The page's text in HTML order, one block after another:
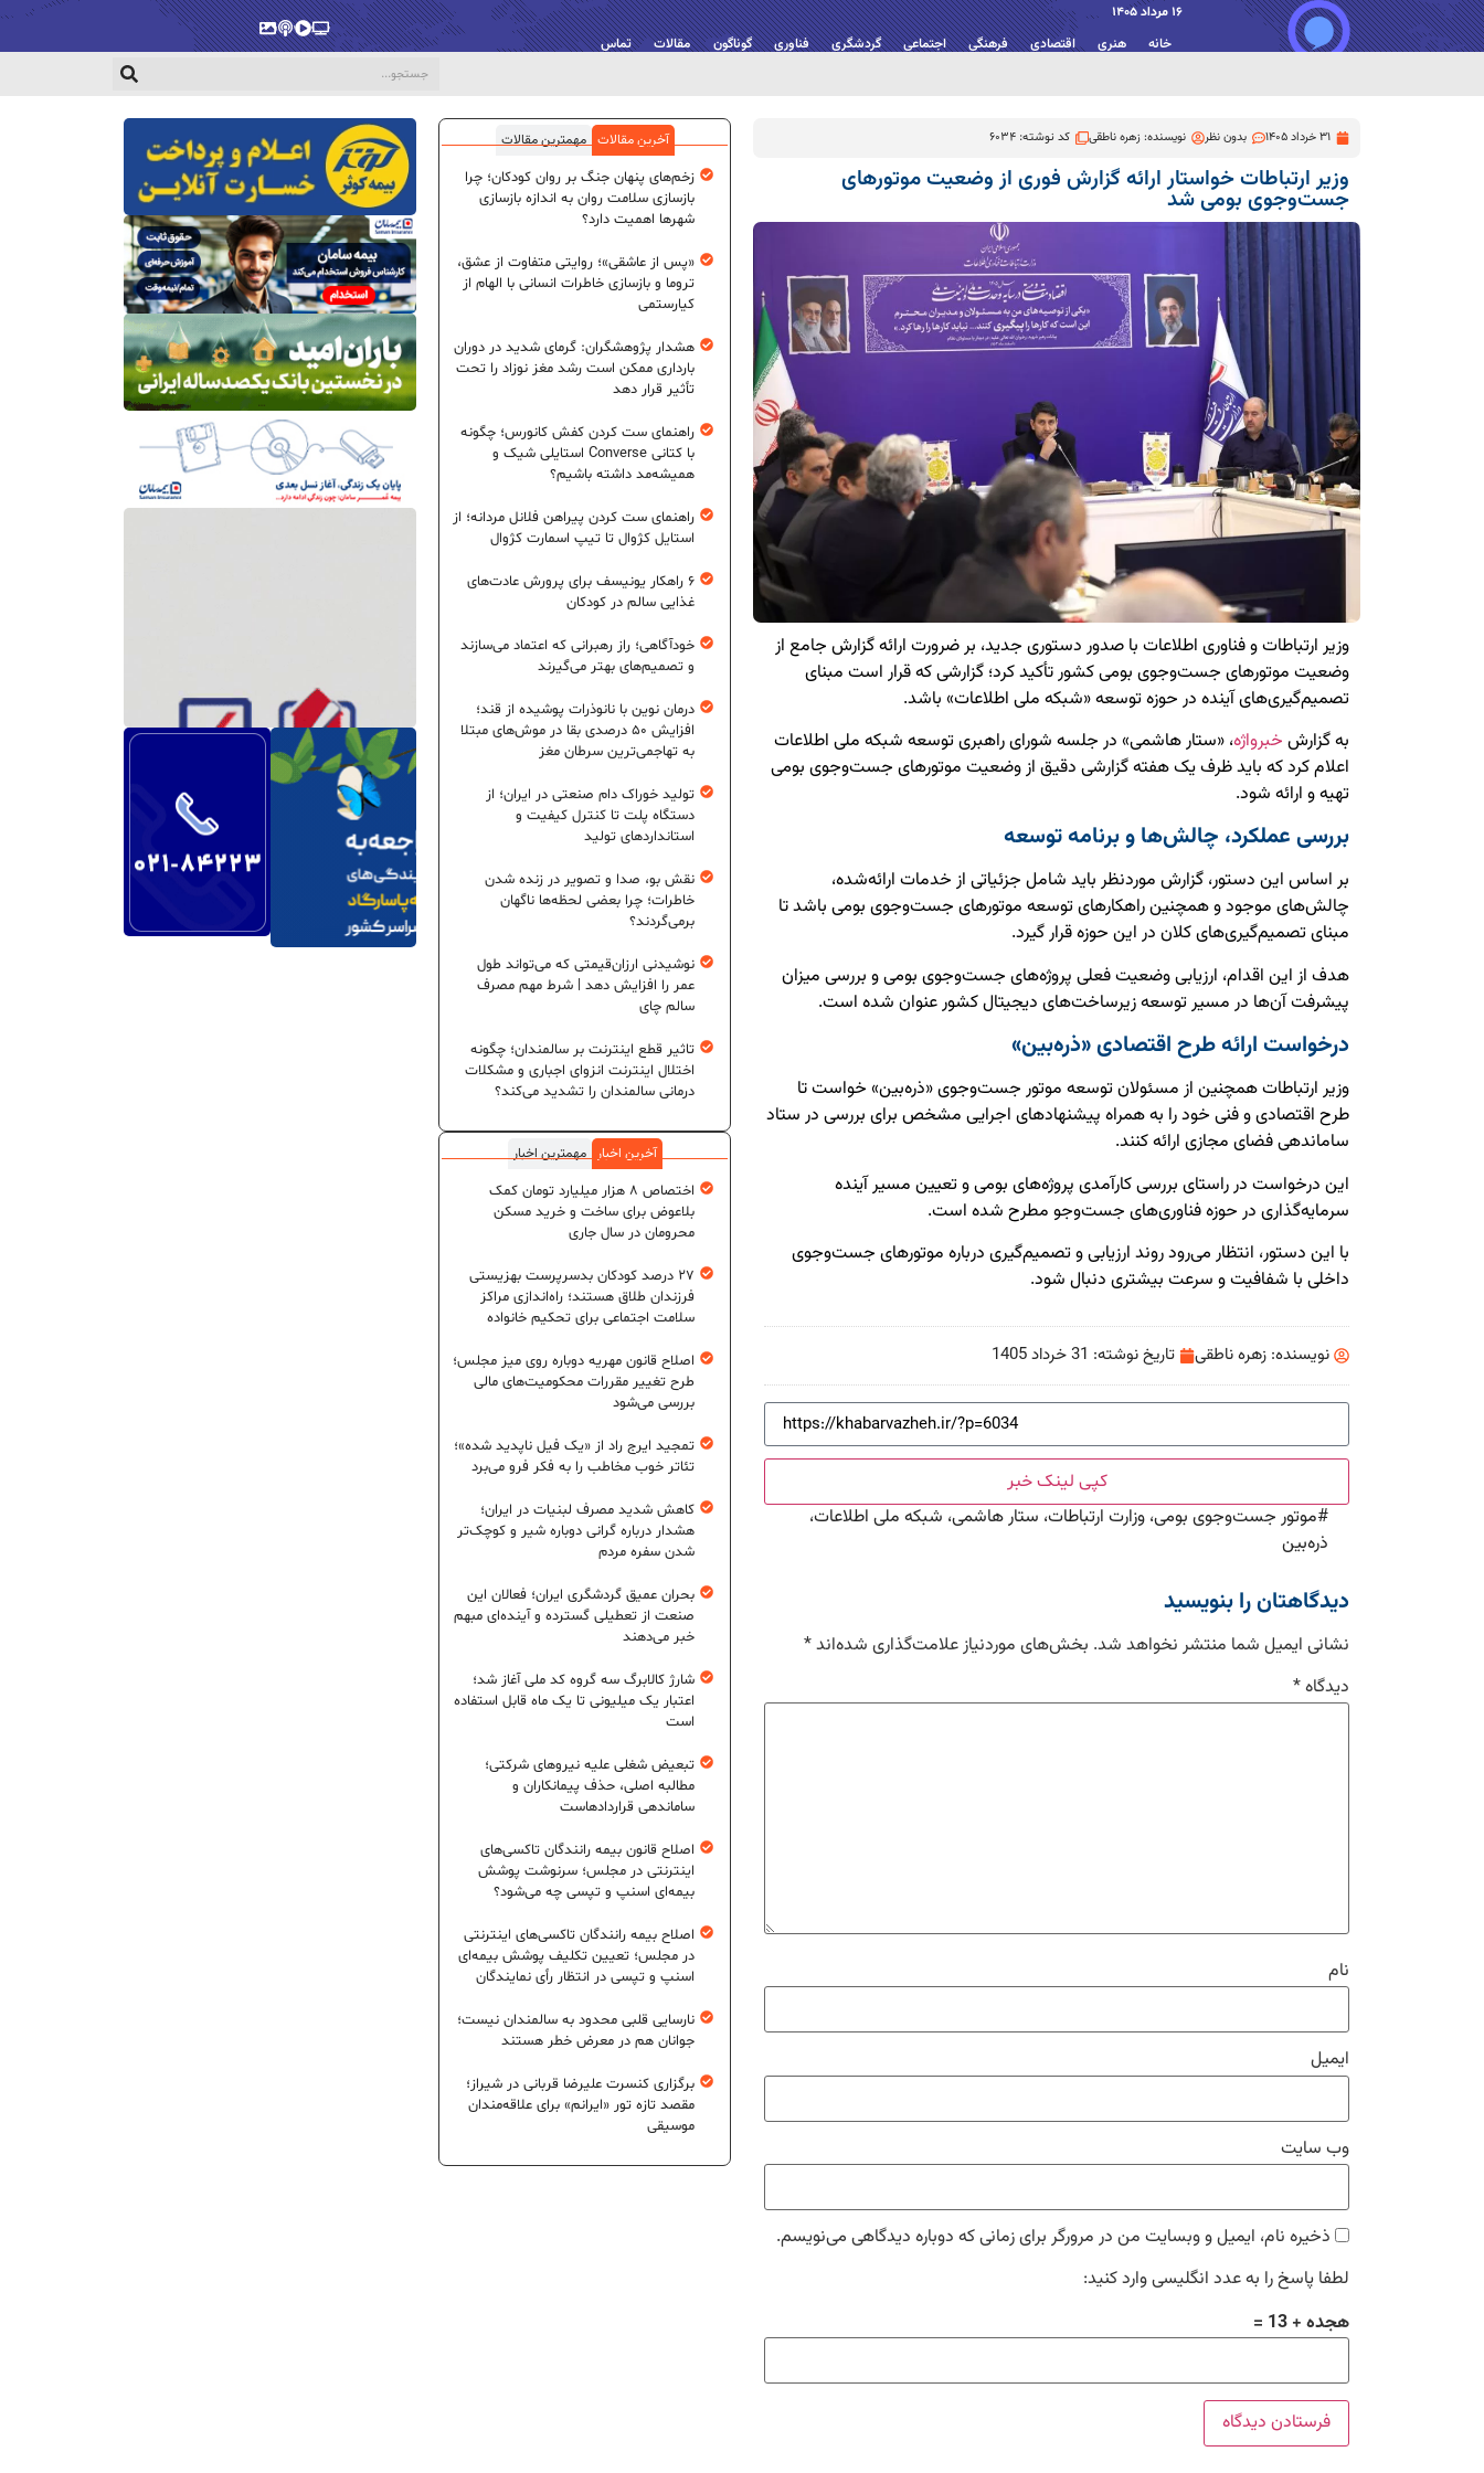
16 مرداد 1405
خانه هنری اقتصادی فرهنگی اجتماعی گردشگری فناوری گوناگون مقالات تماس
پخش‌زندهویدیو
پادکستگالری
31 خرداد 1405 بدون نظر نویسنده:زهره ناطقی کد نوشته: 6034
وزیر ارتباطات خواستار ارائه گزارش فوری از وضعیت موتورهای
جست‌وجوی بومی شد
وزیر ارتباطات و فناوری اطلاعات با صدور دستوری جدید، بر ضرورت ارائه گزارش جامع از
وضعیت موتورهای جست‌وجوی بومی کشور تأکید کرد؛ گزارشی که قرار است مبنای
تصمیم‌گیری‌های آینده در حوزه توسعه «شبکه ملی اطلاعات» باشد.
به گزارش خبرواژه، «ستار هاشمی» در جلسه شورای راهبری توسعه شبکه ملی اطلاعات
اعلام کرد که باید ظرف یک هفته گزارشی دقیق از وضعیت موتورهای جست‌وجوی بومی
تهیه و ارائه شود.
بررسی عملکرد، چالش‌ها و برنامه توسعه
بر اساس این دستور، گزارش موردنظر باید شامل جزئیاتی از خدمات ارائه‌شده،
چالش‌های موجود و همچنین راهکارهای توسعه موتورهای جست‌وجوی بومی باشد تا
مبنای تصمیم‌گیری‌های کلان در این حوزه قرار گیرد.
هدف از این اقدام، ارزیابی وضعیت فعلی پروژه‌های جست‌وجوی بومی و بررسی میزان
پیشرفت آن‌ها در مسیر توسعه زیرساخت‌های دیجیتال کشور عنوان شده است.
درخواست ارائه طرح اقتصادی «ذره‌بین»
وزیر ارتباطات همچنین از مسئولان توسعه موتور جست‌وجوی «ذره‌بین» خواست تا
طرح اقتصادی و فنی خود را به همراه پیشنهادهای اجرایی مشخص برای بررسی در ستاد
ساماندهی فضای مجازی ارائه کنند.
این درخواست در راستای بررسی کارآمدی پروژه‌های بومی و تعیین مسیر آینده
سرمایه‌گذاری در حوزه فناوری‌های جست‌وجو مطرح شده است.
با این دستور، انتظار می‌رود روند ارزیابی و تصمیم‌گیری درباره موتورهای جست‌وجوی
داخلی با شفافیت و سرعت بیشتری دنبال شود.
نویسنده: زهره ناطقی تاریخ نوشته: 31 خرداد 1405
کپی لینک خبر
#موتور جست‌وجوی بومی، وزارت ارتباطات، ستار هاشمی، شبکه ملی اطلاعات،
ذره‌بین
دیدگاهتان را بنویسید
نشانی ایمیل شما منتشر نخواهد شد. بخش‌های موردنیاز علامت‌گذاری شده‌اند*
دیدگاه*
نام
ایمیل
وب‌ سایت
ذخیره نام، ایمیل و وبسایت من در مرورگر برای زمانی که دوباره دیدگاهی می‌نویسم.
لطفا پاسخ را به عدد انگلیسی وارد کنید:
هجده + 13 =
آخرین مقالات مهمترین مقالات
زخم‌های پنهان جنگ بر روان کودکان؛ چرا
بازسازی سلامت روان به اندازه بازسازی
شهرها اهمیت دارد؟
«پس از عاشقی»؛ روایتی متفاوت از عشق،
تروما و بازسازی خاطرات انسانی با الهام از
کیارستمی
هشدار پژوهشگران: گرمای شدید در دوران
بارداری ممکن است رشد مغز نوزاد را تحت
تأثیر قرار دهد
راهنمای ست کردن کفش کانورس؛ چگونه
با کتانی Converse استایلی شیک و
همیشه‌مد داشته باشیم؟
راهنمای ست کردن پیراهن فلانل مردانه؛ از
استایل کژوال تا تیپ اسمارت کژوال
۶ راهکار یونیسف برای پرورش عادت‌های
غذایی سالم در کودکان
خودآگاهی؛ راز رهبرانی که اعتماد می‌سازند
و تصمیم‌های بهتر می‌گیرند
درمان نوین با نانوذرات پوشیده از قند؛
افزایش ۵۰ درصدی بقا در موش‌های مبتلا
به تهاجمی‌ترین سرطان مغز
تولید خوراک دام صنعتی در ایران؛ از
دستگاه پلت تا کنترل کیفیت و
استانداردهای تولید
نقش بو، صدا و تصویر در زنده شدن
خاطرات؛ چرا بعضی لحظه‌ها ناگهان
برمی‌گردند؟
نوشیدنی ارزان‌قیمتی که می‌تواند طول
عمر را افزایش دهد | شرط مهم مصرف
سالم چای
تاثیر قطع اینترنت بر سالمندان؛ چگونه
اختلال اینترنت انزوای اجباری و مشکلات
درمانی سالمندان را تشدید می‌کند؟
آخرین اخبار
مهمترین اخبار
اختصاص ۸ هزار میلیارد تومان کمک
بلاعوض برای ساخت و خرید مسکن
محرومان در سال جاری
۲۷ درصد کودکان بدسرپرست بهزیستی
فرزندان طلاق هستند؛ راه‌اندازی مراکز
سلامت اجتماعی برای تحکیم خانواده
اصلاح قانون مهریه دوباره روی میز مجلس؛
طرح تغییر مقررات محکومیت‌های مالی
بررسی می‌شود
تمجید ایرج راد از «یک فیل ناپدید شده»؛
تئاتر خوب مخاطب را به فکر فرو می‌برد
کاهش شدید مصرف لبنیات در ایران؛
هشدار درباره گرانی دوباره شیر و کوچک‌تر
شدن سفره مردم
بحران عمیق گردشگری ایران؛ فعالان این
صنعت از تعطیلی گسترده و آینده‌ای مبهم
خبر می‌دهند
شارژ کالابرگ سه گروه کد ملی آغاز شد؛
اعتبار یک میلیونی تا یک ماه قابل استفاده
است
تبعیض شغلی علیه نیروهای شرکتی؛
مطالبه اصلی، حذف پیمانکاران و
ساماندهی قراردادهاست
اصلاح قانون بیمه رانندگان تاکسی‌های
اینترنتی در مجلس؛ سرنوشت پوشش
بیمه‌ای اسنپ و تپسی چه می‌شود؟
اصلاح بیمه رانندگان تاکسی‌های اینترنتی
در مجلس؛ تعیین تکلیف پوشش بیمه‌ای
اسنپ و تپسی در انتظار رأی نمایندگان
نارسایی قلبی محدود به سالمندان نیست؛
جوانان هم در معرض خطر هستند
برگزاری کنسرت علیرضا قربانی در شیراز؛
مقصد تازه تور «ایرانم» برای علاقه‌مندان
موسیقی